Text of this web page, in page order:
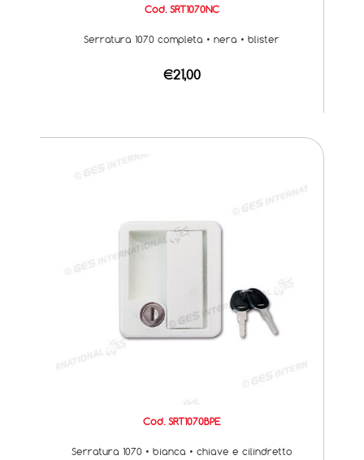
Cod. SRT1070NC
Serratura 1070 completa • nera • blister
€21,00
Cod. SRT1070BPE
Serratura 1070 • bianca • chiave e cilindretto